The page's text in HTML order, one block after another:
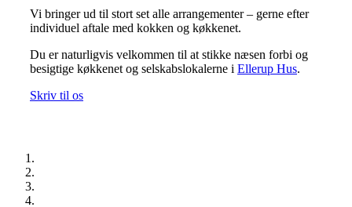
Vi bringer ud til stort set alle arrangementer – gerne efter
individuel aftale med kokken og køkkenet.
Du er naturligvis velkommen til at stikke næsen forbi og
besigtige køkkenet og selskabslokalerne i Ellerup Hus.
Skriv til os